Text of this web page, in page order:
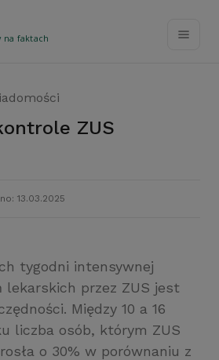
na faktach
ZUS
13.03.2025
tygodni intensywnej
lekarskich przez ZUS jest
Między 10 a 16
liczba osób, którym ZUS
o 30% w porównaniu z